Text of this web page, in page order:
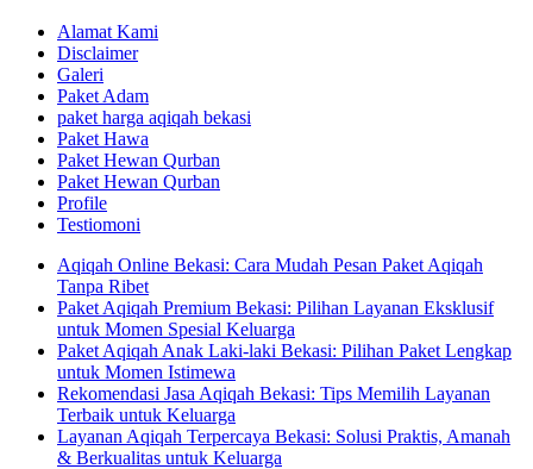
Alamat Kami
Disclaimer
Galeri
Paket Adam
paket harga aqiqah bekasi
Paket Hawa
Paket Hewan Qurban
Paket Hewan Qurban
Profile
Testiomoni
Aqiqah Online Bekasi: Cara Mudah Pesan Paket Aqiqah
Tanpa Ribet
Paket Aqiqah Premium Bekasi: Pilihan Layanan Eksklusif
untuk Momen Spesial Keluarga
Paket Aqiqah Anak Laki-laki Bekasi: Pilihan Paket Lengkap
untuk Momen Istimewa
Rekomendasi Jasa Aqiqah Bekasi: Tips Memilih Layanan
Terbaik untuk Keluarga
Layanan Aqiqah Terpercaya Bekasi: Solusi Praktis, Amanah
& Berkualitas untuk Keluarga